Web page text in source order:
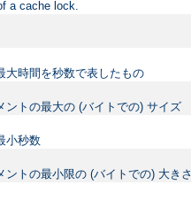
a cache lock.
大時間を秒数で表したもの
ントの最大の (バイトでの) サイズ
小秒数
ントの最小限の (バイトでの) 大き